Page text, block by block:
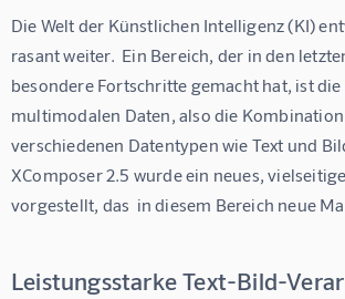
Die Welt der Künstlichen Intelligenz (KI)
rasant weiter.  Ein Bereich, der in den
besondere Fortschritte gemacht hat, ist
multimodalen Daten, also die
verschiedenen Datentypen wie Text und
XComposer 2.5 wurde ein neues,
vorgestellt, das  in diesem Bereich neue
Leistungsstarke Text-Bild-